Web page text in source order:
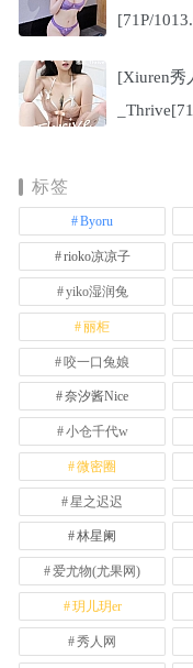
[71P/
[Xiuren秀
标签
Byoru
rioko凉凉子
yiko湿润兔
丽柜
咬一口兔娘
奈汐酱Nice
小仓千代w
微密圈
星之迟迟
林星阑
爱尤物(尤果网)
玥儿玥er
秀人网